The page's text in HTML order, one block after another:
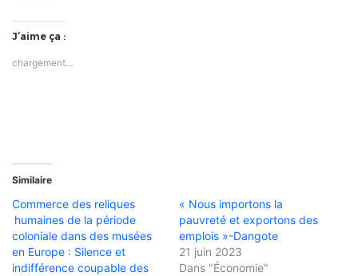
J’aime ça :
chargement…
Similaire
Commerce des reliques
humaines de la période
coloniale dans des musées
en Europe : Silence et
indifférence coupable des
« Nous importons la
pauvreté et exportons des
emplois »-Dangote
21 juin 2023
Dans "Économie"